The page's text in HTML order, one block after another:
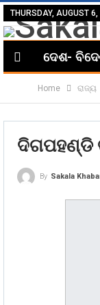
THURSDAY, AUGUST
ଦେଶ-
Home ରାଜ୍ୟ
ଦିଗପହଣ୍ଡି
By Sakala